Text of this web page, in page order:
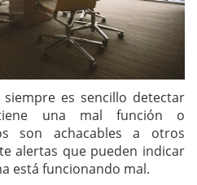
es sencillo detectar
una mal función o
son achacables a otros
alertas que pueden indicar
está funcionando mal.